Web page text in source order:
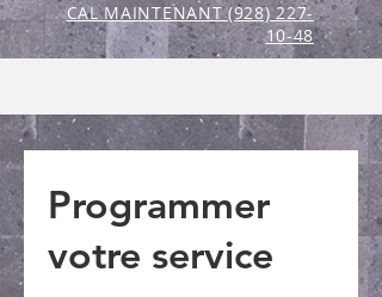
CAL MAINTENANT (928) 227-
10-48
Programmer
votre service